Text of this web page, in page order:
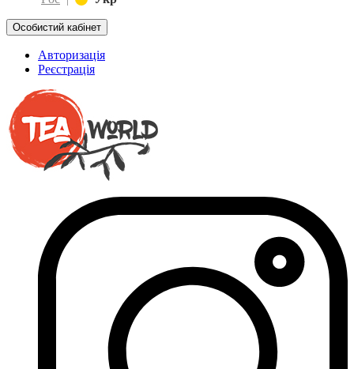
Особистий кабінет
Авторизація
Реєстрація